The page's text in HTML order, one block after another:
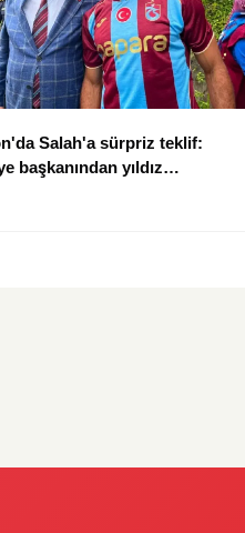
Salah'a sürpriz teklif:
başkanından yıldız